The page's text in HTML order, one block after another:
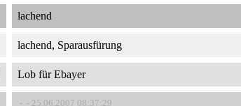
lachend
lachend, Sparausfürung
Lob für Ebayer
- - 25.06.2007 08:37:29